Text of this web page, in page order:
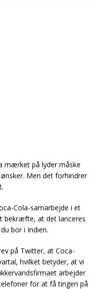
mærket på lyder måske
Men det forhindrer
Cola-samarbejde i et
bekræfte, at det lanceres
bor i Indien.
på Twitter, at Coca-
hvilket betyder, at vi
arbejder
for at få tingen på